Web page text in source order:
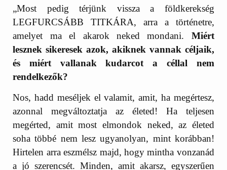
„Most pedig térjünk vissza a földkerekség
LEGFURCSÁBB TITKÁRA, arra a történetre,
amelyet ma el akarok neked mondani. Miért
lesznek sikeresek azok, akiknek vannak céljaik,
és miért vallanak kudarcot a céllal nem
rendelkezők?
Nos, hadd meséljek el valamit, amit, ha megértesz,
azonnal megváltoztatja az életed! Ha teljesen
megérted, amit most elmondok neked, az életed
soha többé nem lesz ugyanolyan, mint korábban!
Hirtelen arra eszmélsz majd, hogy mintha vonzanád
a jó szerencsét. Minden, amit akarsz, egyszerűen